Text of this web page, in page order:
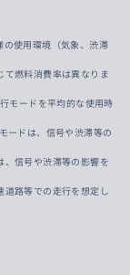
の使用環境（気象、渋滞
て燃料消費率は異なりま
モードを平均的な使用時
ードは、信号や渋滞等の
、信号や渋滞等の影響を
道路等での走行を想定し